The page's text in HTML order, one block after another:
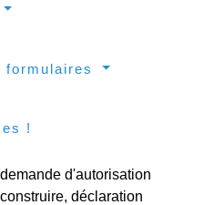
formulaires
!
d'autorisation
déclaration